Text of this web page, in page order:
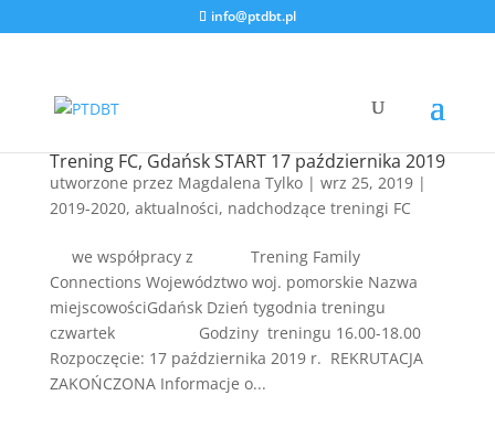
info@ptdbt.pl
Trening FC, Gdańsk START 17 października 2019
utworzone przez Magdalena Tylko| wrz 25, 2019|
2019-2020, aktualności, nadchodzące treningi FC
we współpracy z Trening Family
Connections Województwo woj. pomorskie Nazwa
miejscowościGdańsk Dzień tygodnia treningu
czwartek Godziny treningu 16.00-18.00
Rozpoczęcie: 17 października 2019 r. REKRUTACJA
ZAKOŃCZONA Informacje o...